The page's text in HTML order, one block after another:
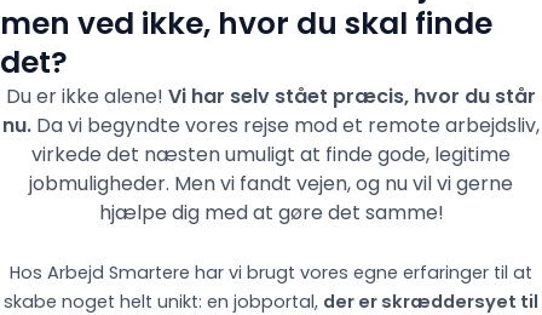
men ved ikke, hvor du skal finde
det?
Du er ikke alene! Vi har selv stået præcis, hvor du står
nu. Da vi begyndte vores rejse mod et remote arbejdsliv,
virkede det næsten umuligt at finde gode, legitime
jobmuligheder. Men vi fandt vejen,og nu vil vi gerne
hjælpe dig med at gøre det samme!
Hos Arbejd Smartere har vi brugt vores egne erfaringer til at
skabe noget helt unikt: en jobportal, der er skræddersyet til